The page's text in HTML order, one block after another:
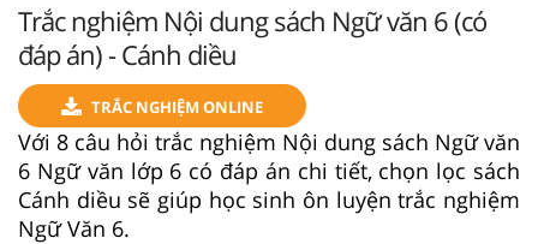
Trắc nghiệm Nội dung sách Ngữ văn 6 (có
đáp án) - Cánh diều
TRẮC NGHIỆM ONLINE
Với 8 câu hỏi trắc nghiệm Nội dung sách Ngữ văn
6 Ngữ văn lớp 6 có đáp án chi tiết, chọn lọc sách
Cánh diều sẽ giúp học sinh ôn luyện trắc nghiệm
Ngữ Văn 6.